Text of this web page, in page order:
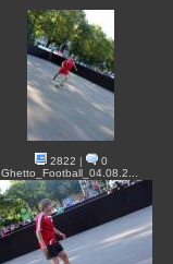
2822 |
0
Ghetto_Football_04.08.2...